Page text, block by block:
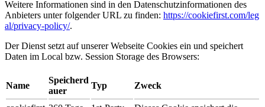
Weitere Informationen sind in den Datenschutzinformationen des
Anbieters unter folgender URL zu finden: https://cookiefirst.com/leg
al/privacy-policy/.
Der Dienst setzt auf unserer Webseite Cookies ein und speichert
Daten im Local bzw. Session Storage des Browsers:
Name
Speicherd
auer
Typ Zweck